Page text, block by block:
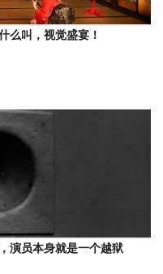
么叫，视觉盛宴！
演员本身就是一个越狱